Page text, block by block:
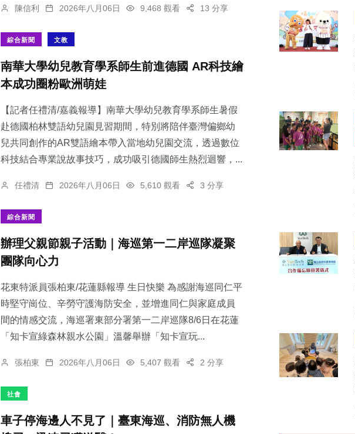
陳信利 2026年八月06日 9,468 觀看 13 分享
綜合新聞 文教
南華大學幼兒教育學系師生前進德國 AR科技繪
本成功圈粉歐洲萌娃
【記者任禮清/嘉義報導】南華大學幼兒教育學系師生暑假
赴德國柏林雙語幼兒園見習期間，特別將陪伴臺灣偏鄉幼
兒共同創作的AR雙語繪本帶入當地幼兒園交流，透過數位
科技結合專業說故事技巧，成功吸引德國師生熱烈迴響，...
任禮清 2026年八月06日 5,610 觀看 3 分享
綜合新聞
辦理父親節親子活動｜海巡第一二岸巡隊凝聚
團隊向心力
花東特派員張柏東/花蓮縣報導 生日快樂 為感謝海巡同仁平
時堅守崗位、辛勞守護海防安全，並增進同仁與家庭成員
間的情感交流，海巡署東部分署第一二岸巡隊8/6日在花蓮
「知卡宣綠森林親水公園」溫馨舉辦「知卡宣玩...
張柏東 2026年八月06日 5,407 觀看 2 分享
社會
車子停海邊人不見了｜臺東海巡、消防無人機